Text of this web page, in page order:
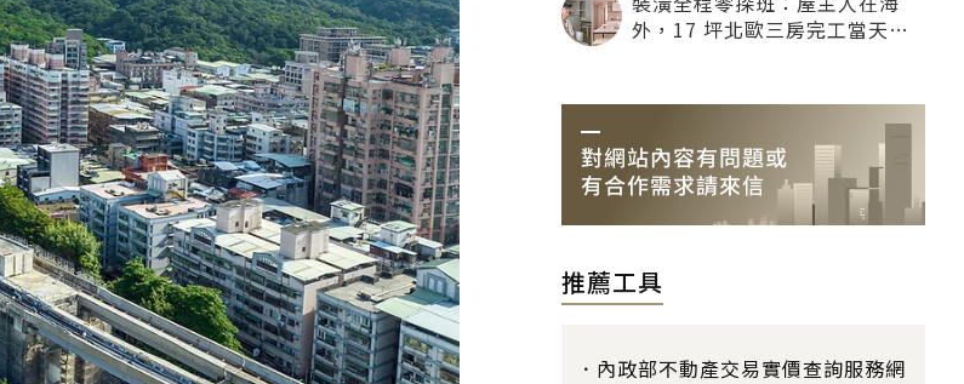
外，17 坪北歐三房完工當天才
推薦工具
內政部不動產交易實價查詢服務網